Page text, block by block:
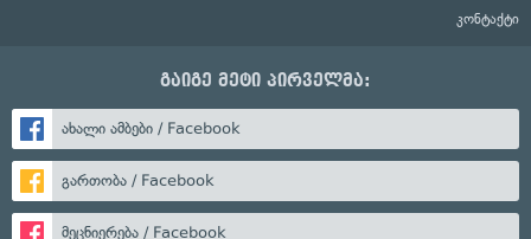
კონტაქტი
გაიგე მეტი პირველმა:
ახალი ამბები / Facebook
გართობა / Facebook
მეცნიერება / Facebook